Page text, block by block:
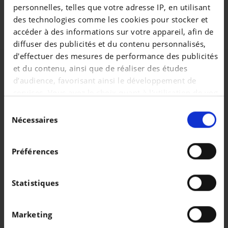
personnelles, telles que votre adresse IP, en utilisant
des technologies comme les cookies pour stocker et
accéder à des informations sur votre appareil, afin de
diffuser des publicités et du contenu personnalisés,
d'effectuer des mesures de performance des publicités
et du contenu, ainsi que de réaliser des études
d’audience, favorisant ainsi le développement de
services. Vous avez le choix quant à l'utilisation de vos
retirer votre consentement à tout moment en
consultant la Déclaration relative aux cookies ou en
Collecter des informations sur votre localisation
géographique qui peuvent être précises à plusieurs
Identifier votre appareil en l'analysant
duNécessaires
Préférences
Statistiques
Marketing
vergrendeling bij wegrijden\r\n09PB Pack
Premium\r\nA050 AGM-accu 50 Ah\r\nBattery Health
Quick Report 100% 19/02/2026
Véhicules similaires